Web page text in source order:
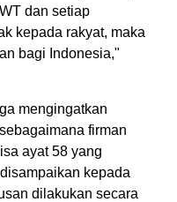
dan setiap
kepada rakyat, maka
bagi Indonesia,"
mengingatkan
firman
ayat 58 yang
kepada
dilakukan secara